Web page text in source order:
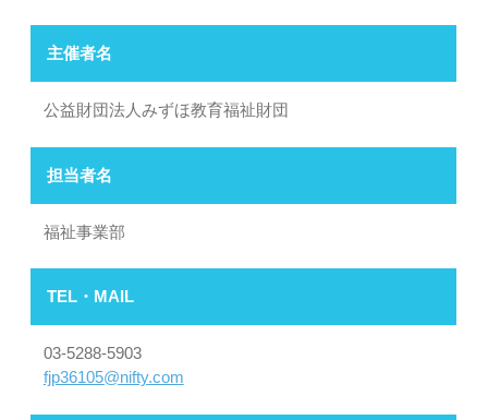
主催者名
公益財団法人みずほ教育福祉財団
担当者名
福祉事業部
TEL・MAIL
03-5288-5903
fjp36105@nifty.com